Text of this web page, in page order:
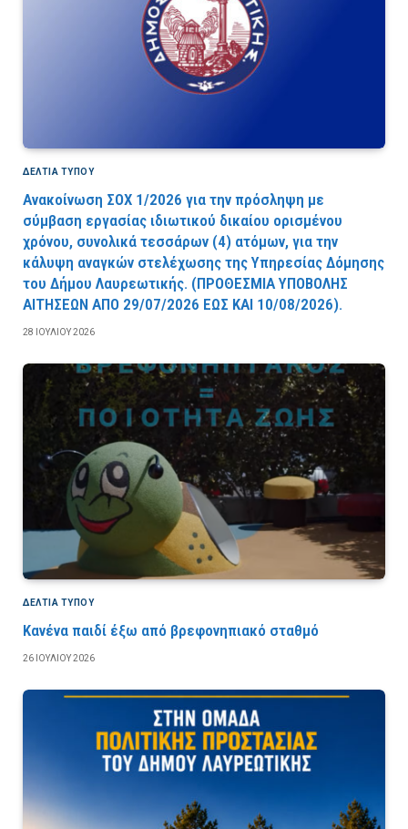
ΔΕΛΤΙΑ ΤΥΠΟΥ
Ανακοίνωση ΣΟΧ 1/2026 για την πρόσληψη με
σύμβαση εργασίας ιδιωτικού δικαίου ορισμένου
χρόνου, συνολικά τεσσάρων (4) ατόμων, για την
κάλυψη αναγκών στελέχωσης της Υπηρεσίας Δόμησης
του Δήμου Λαυρεωτικής. (ΠPOΘEΣMIA YΠOBOΛHΣ
AITHΣEΩN AΠO 29/07/2026 EΩΣ KAI 10/08/2026).
28 ΙΟΥΛΊΟΥ 2026
ΔΕΛΤΙΑ ΤΥΠΟΥ
Κανένα παιδί έξω από βρεφονηπιακό σταθμό
26 ΙΟΥΛΊΟΥ 2026